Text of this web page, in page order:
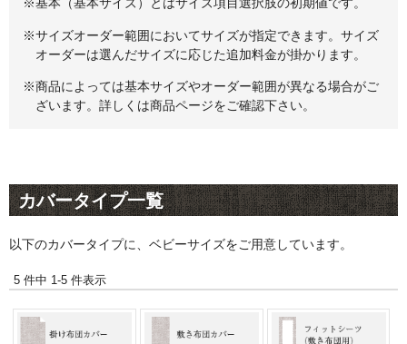
※基本（基本サイズ）とはサイズ項目選択肢の初期値です。
※サイズオーダー範囲においてサイズが指定できます。サイズ
オーダーは選んだサイズに応じた追加料金が掛かります。
※商品によっては基本サイズやオーダー範囲が異なる場合がご
ざいます。詳しくは商品ページをご確認下さい。
カバータイプ一覧
以下のカバータイプに、ベビーサイズをご用意しています。
5 件中 1-5 件表示